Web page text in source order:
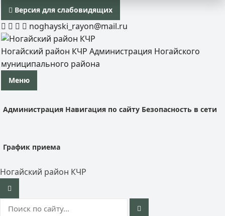
Версия для слабовидящих
noghayski_rayon@mail.ru
Ногайский район КЧР Администрация Ногайского
муниципального района
Меню
Администрация Навигация по сайту Безопасность в сети
График приема
Ногайский район КЧР